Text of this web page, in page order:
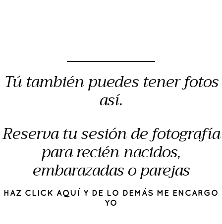
Tú también puedes tener fotos
así.
Reserva tu sesión de fotografía
para recién nacidos,
embarazadas o parejas
HAZ CLICK AQUÍ Y DE LO DEMÁS ME ENCARGO
YO